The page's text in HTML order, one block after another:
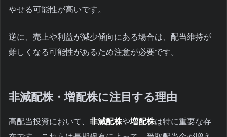
やせる可能性が高いです。
逆に、売上や利益が減少傾向にある場合は、配当維持が
難しくなる可能性があるため注意が必要です。
非減配株・増配株に注目する理由
高配当投資において、 非減配株や増配株は特に重要な存